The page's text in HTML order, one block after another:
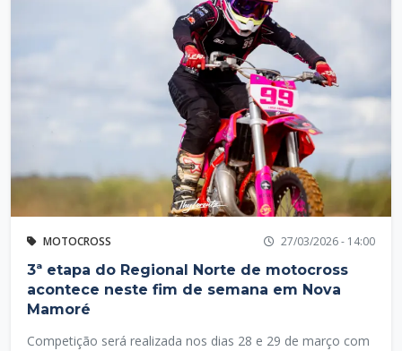
MOTOCROSS 27/03/2026 - 14:00
3ª etapa do Regional Norte de motocross
acontece neste fim de semana em Nova
Mamoré
Competição será realizada nos dias 28 e 29 de março com